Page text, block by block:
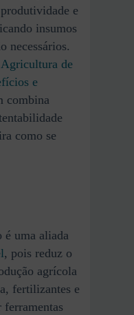
e
insumos
necessários.
Agricultura de
e
combina
como se
é uma aliada
, pois reduz o
agrícola
fertilizantes e
ferramentas